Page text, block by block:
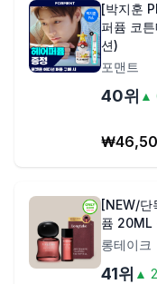
[박지훈
퍼퓸 코
션)
포맨트
40위 ▲
₩
[NEW/단
퓸 20ML
롱테이크
41위 ▲